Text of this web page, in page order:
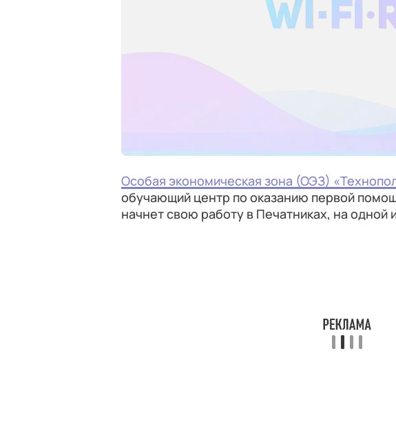
Особая экономическая зона (ОЭЗ)
обучающий центр по оказанию первой
начнет свою работу в Печатниках, на одной